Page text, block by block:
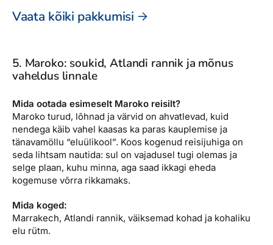
Vaata kõiki pakkumisi
5. Maroko: soukid, Atlandi rannik ja mõnus
vaheldus linnale
Mida ootada esimeselt Maroko reisilt?
Maroko turud, lõhnad ja värvid on ahvatlevad, kuid
nendega käib vahel kaasas ka paras kauplemise ja
tänavamöllu “eluülikool”. Koos kogenud reisijuhiga on
seda lihtsam nautida: sul on vajadusel tugi olemas ja
selge plaan, kuhu minna, aga saad ikkagi eheda
kogemuse võrra rikkamaks.
Mida koged:
Marrakech, Atlandi rannik, väiksemad kohad ja kohaliku
elu rütm.